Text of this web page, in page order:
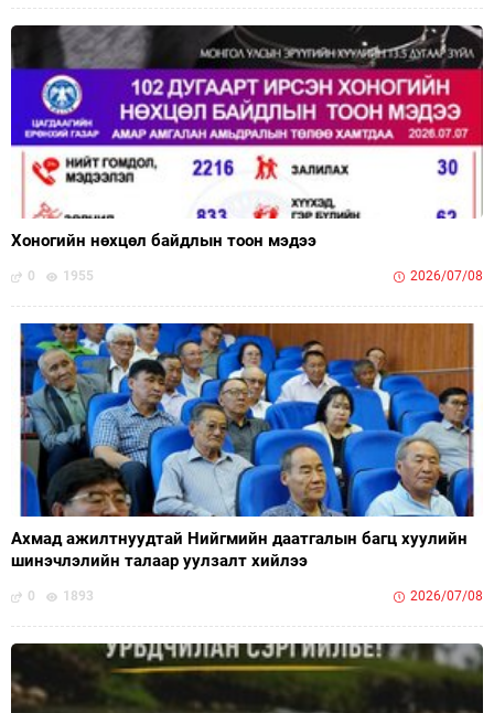
Хоногийн нөхцөл байдлын тоон мэдээ
0 1955 2026/07/08
Ахмад ажилтнуудтай Нийгмийн даатгалын багц хуулийн
шинэчлэлийн талаар уулзалт хийлээ
0 1893 2026/07/08